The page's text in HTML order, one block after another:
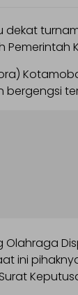
dekat
Pemerintah
Olahraga
ini